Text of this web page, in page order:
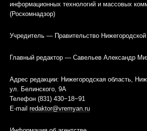
информационных технологий и массовых
(Роскомнадзор)
Учредитель — Правительство Нижегородской
Главный редактор — Савельев Александр
Адрес редакции: Нижегородская область,
ул. Белинского, 9А
Телефон (831) 430−18−91
E-mail redaktor@vremyan.ru